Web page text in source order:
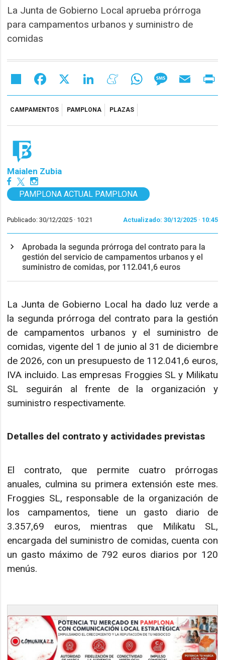
La Junta de Gobierno Local aprueba prórroga
para campamentos urbanos y suministro de
comidas
Share Facebook LinkedIn MeneameWhatsAppMessageEmail
CAMPAMENTOS PAMPLONA PLAZAS
Maialen Zubia
PAMPLONA ACTUAL PAMPLONA
Publicado: 30/12/2025 · 10:21 Actualizado: 30/12/2025 · 10:45
Aprobada la segunda prórroga del contrato para la
gestión del servicio de campamentos urbanos y el
suministro de comidas, por 112.041,6 euros
La Junta de Gobierno Local ha dado luz verde a
la segunda prórroga del contrato para la gestión
de campamentos urbanos y el suministro de
comidas, vigente del 1 de junio al 31 de diciembre
de 2026, con un presupuesto de 112.041,6 euros,
IVA incluido. Las empresas Froggies SL y Milikatu
SL seguirán al frente de la organización y
suministro respectivamente.
Detalles del contrato y actividades previstas
El contrato, que permite cuatro prórrogas
anuales, culmina su primera extensión este mes.
Froggies SL, responsable de la organización de
los campamentos, tiene un gasto diario de
3.357,69 euros, mientras que Milikatu SL,
encargada del suministro de comidas, cuenta con
un gasto máximo de 792 euros diarios por 120
menús.